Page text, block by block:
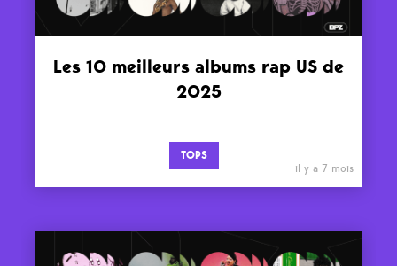
Les 10 meilleurs albums rap US de
2025
TOPS
il y a 7 mois